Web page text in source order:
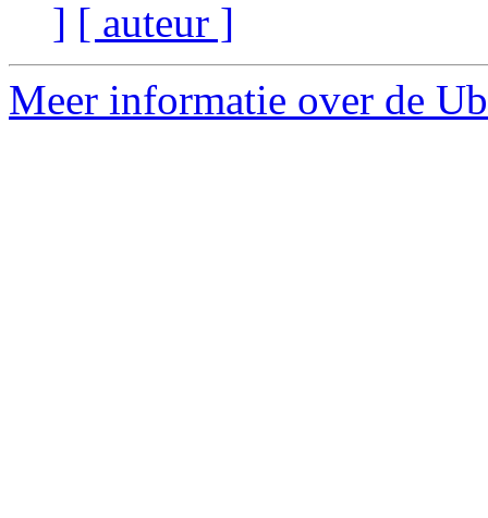
] [ auteur ]
Meer informatie over de